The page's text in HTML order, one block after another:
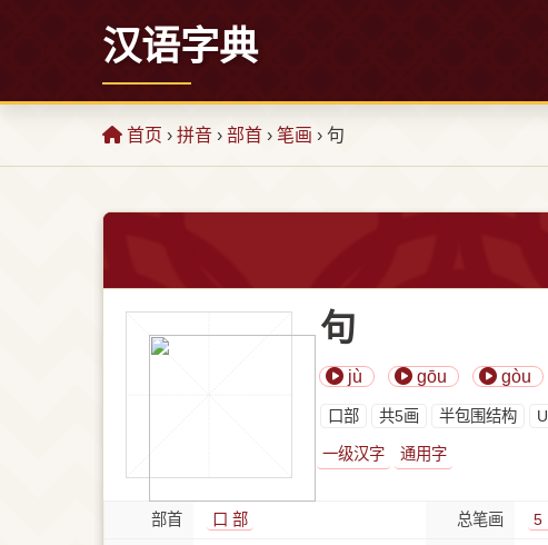
汉语字典
首页 › 拼音 › 部首 › 笔画 › 句
句
jù gōu gòu
⼝部 共5画 半包围结构
一级汉字 通用字
部首 ⼝ 部 总笔画 5